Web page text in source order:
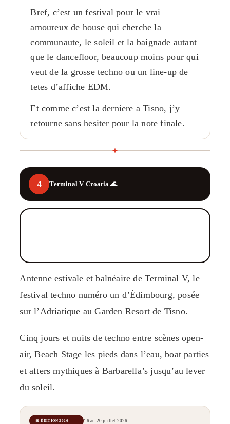
Bref, c’est un festival pour le vrai
amoureux de house qui cherche la
communaute, le soleil et la baignade autant
que le dancefloor, beaucoup moins pour qui
veut de la grosse techno ou un line-up de
tetes d’affiche EDM.
Et comme c’est la derniere a Tisno, j’y
retourne sans hesiter pour la note finale.
4 Terminal V Croatia 🌊
Antenne estivale et balnéaire de Terminal V, le
festival techno numéro un d’Édimbourg, posée
sur l’Adriatique au Garden Resort de Tisno.
Cinq jours et nuits de techno entre scènes open-
air, Beach Stage les pieds dans l’eau, boat parties
et afters mythiques à Barbarella’s jusqu’au lever
du soleil.
📅 ÉDITION 2026 16 au 20 juillet 2026